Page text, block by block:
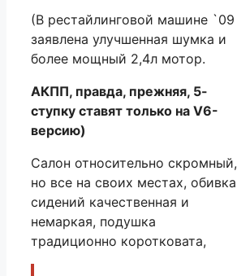
(В рестайлинговой машине `09
заявлена улучшенная шумка и
более мощный 2,4л мотор.
АКПП, правда, прежняя, 5-
ступку ставят только на V6-
версию)
Салон относительно скромный,
но все на своих местах, обивка
сидений качественная и
немаркая, подушка
традиционно коротковата,